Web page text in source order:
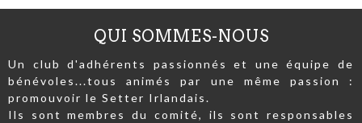
QUI SOMMES-NOUS
Un club d'adhérents passionnés et une équipe de
bénévoles...tous animés par une même passion :
promouvoir le Setter Irlandais.
Ils sont membres du comité, ils sont responsables